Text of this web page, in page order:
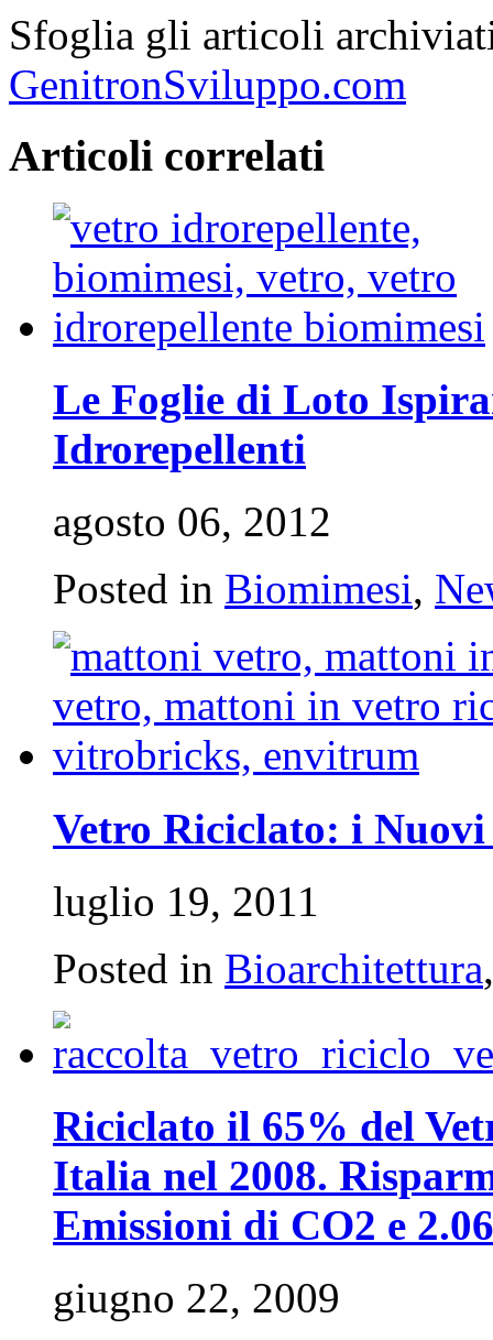
Sfoglia gli articoli
GenitronSviluppo.com
Articoli correlati
Le Foglie di Loto
Idrorepellenti
agosto 06, 2012
Posted in Biomimesi,
Vetro Riciclato: i
luglio 19, 2011
Posted in Bioarchitettura
Riciclato il 65% del
Italia nel 2008.
Emissioni di CO2 e
giugno 22, 2009